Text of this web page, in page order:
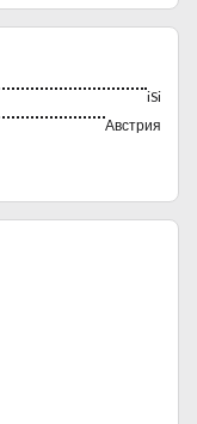
в
iSi
Австрия